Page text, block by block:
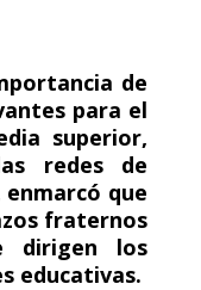
de
para el
superior,
redes de
que
fraternos
dirigen los
educativas.